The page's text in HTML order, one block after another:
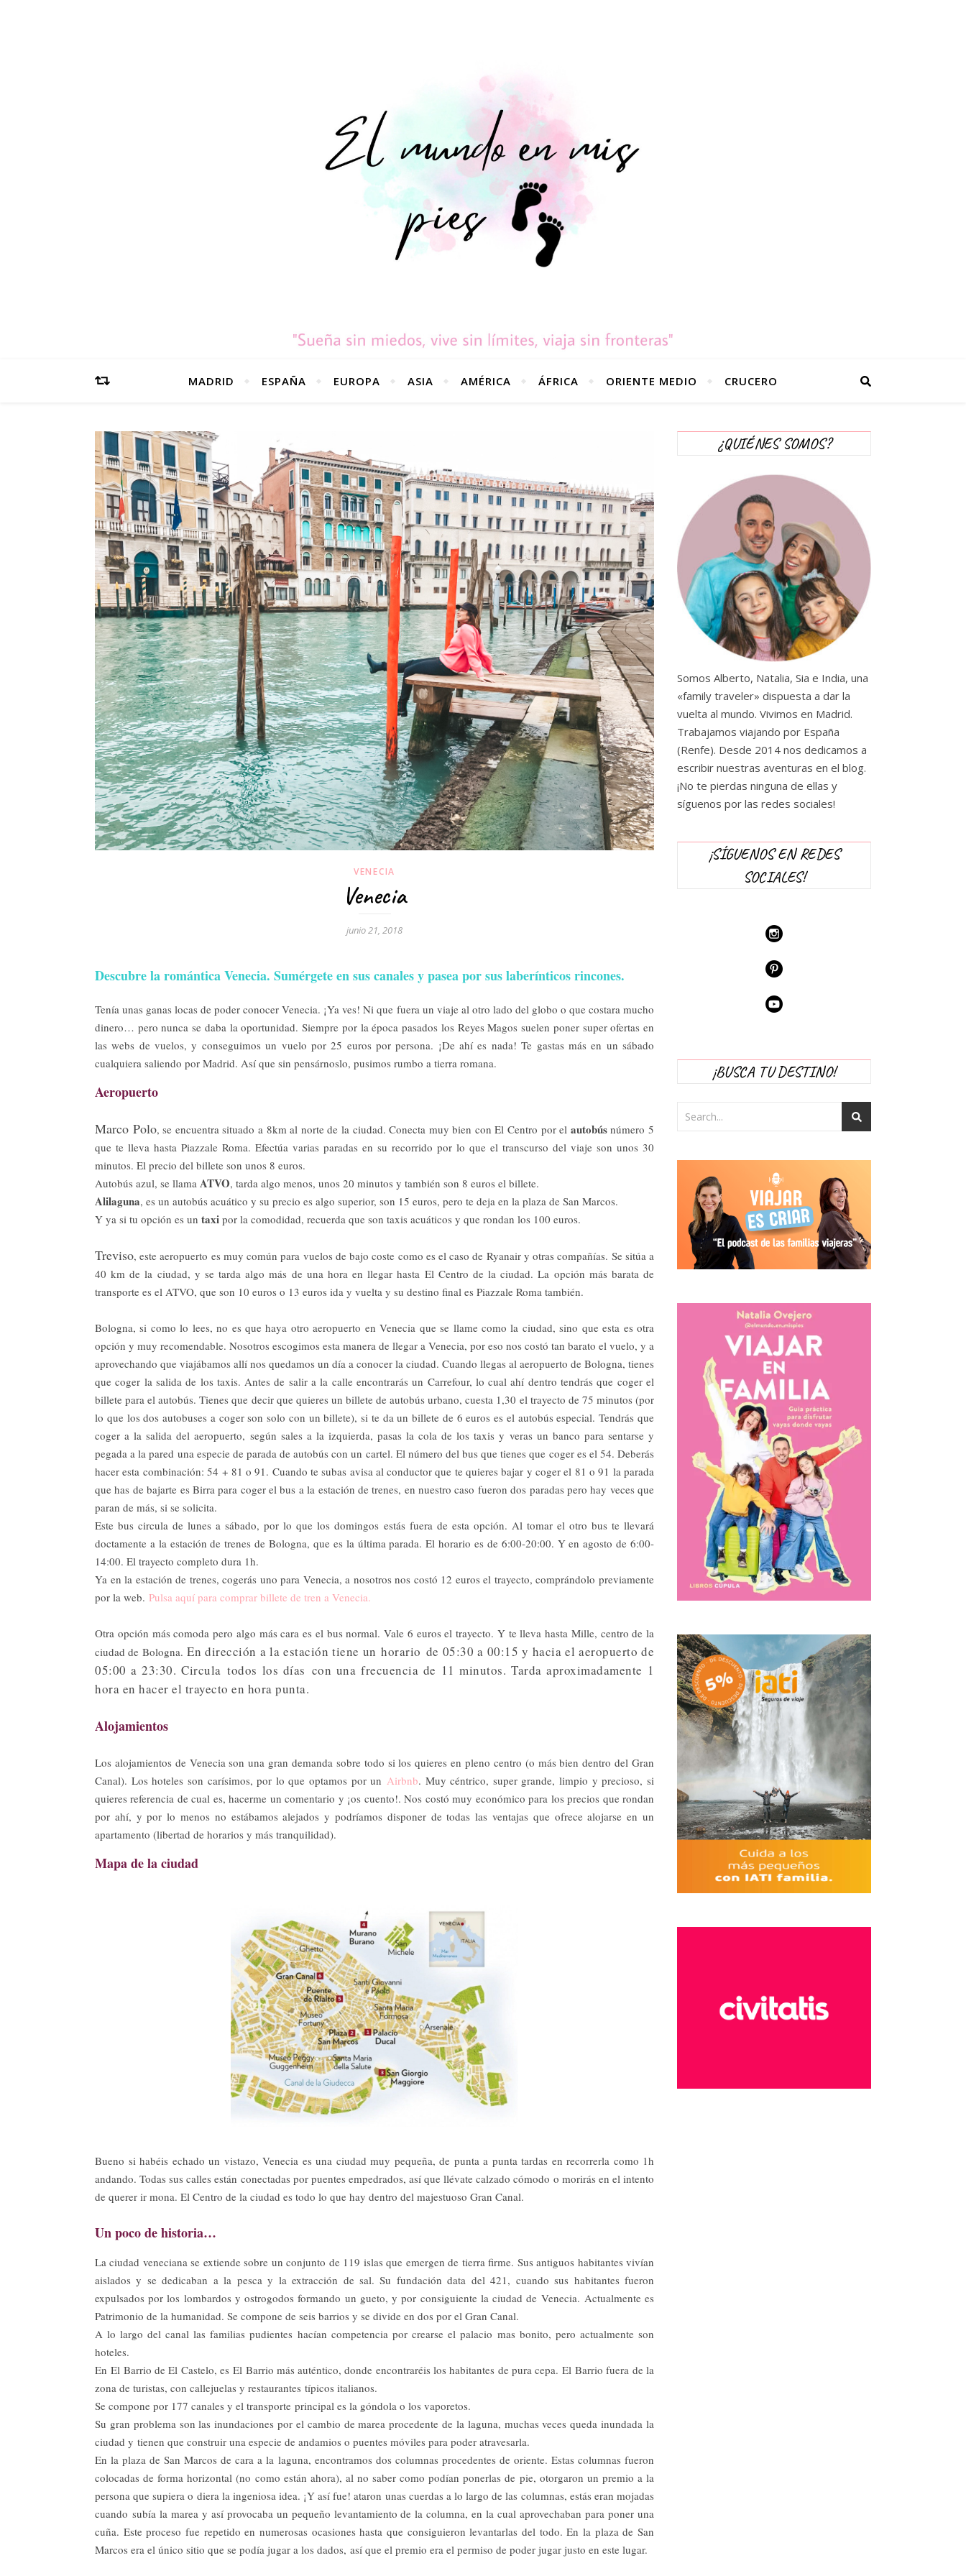
MADRID ESPAÑA EUROPA ASIA AMÉRICA ÁFRICA ORIENTE MEDIO CRUCERO
VENECIA
Venecia
junio 21, 2018
Descubre la romántica Venecia. Sumérgete en sus canales y pasea por sus laberínticos rincones.
Tenía unas ganas locas de poder conocer Venecia. ¡Ya ves! Ni que fuera un viaje al otro lado del globo o que costara mucho
dinero… pero nunca se daba la oportunidad. Siempre por la época pasados los Reyes Magos suelen poner super ofertas en
las webs de vuelos, y conseguimos un vuelo por 25 euros por persona. ¡De ahí es nada! Te gastas más en un sábado
cualquiera saliendo por Madrid. Así que sin pensárnoslo, pusimos rumbo a tierra romana.
Aeropuerto
Marco Polo, se encuentra situado a 8km al norte de la ciudad. Conecta muy bien con El Centro por el autobúsnúmero 5
que te lleva hasta Piazzale Roma. Efectúa varias paradas en su recorrido por lo que el transcurso del viaje son unos 30
minutos. El precio del billete son unos 8 euros.
Autobús azul, se llama ATVO, tarda algo menos, unos 20 minutos y también son 8 euros el billete.
Alilaguna, es un autobús acuático y su precio es algo superior, son 15 euros, pero te deja en la plaza de San Marcos.
Y ya si tu opción es un taxi por la comodidad, recuerda que son taxis acuáticos y que rondan los 100 euros.
Treviso, este aeropuerto es muy común para vuelos de bajo coste como es el caso de Ryanair y otras compañías. Se sitúa a
40 km de la ciudad, y se tarda algo más de una hora en llegar hasta El Centro de la ciudad. La opción más barata de
transporte es el ATVO, que son 10 euros o 13 euros ida y vuelta y su destino final es Piazzale Roma también.
Bologna, si como lo lees, no es que haya otro aeropuerto en Venecia que se llame como la ciudad, sino que esta es otra
opción y muy recomendable. Nosotros escogimos esta manera de llegar a Venecia, por eso nos costó tan barato el vuelo, y a
aprovechando que viajábamos allí nos quedamos un día a conocer la ciudad. Cuando llegas al aeropuerto de Bologna, tienes
que coger la salida de los taxis. Antes de salir a la calle encontrarás un Carrefour, lo cual ahí dentro tendrás que coger el
billete para el autobús. Tienes que decir que quieres un billete de autobús urbano, cuesta 1,30 el trayecto de 75 minutos (por
lo que los dos autobuses a coger son solo con un billete), si te da un billete de 6 euros es el autobús especial. Tendrás que
coger a la salida del aeropuerto, según sales a la izquierda, pasas la cola de los taxis y veras un banco para sentarse y
pegada a la pared una especie de parada de autobús con un cartel. El número del bus que tienes que coger es el 54. Deberás
hacer esta combinación: 54 + 81 o 91. Cuando te subas avisa al conductor que te quieres bajar y coger el 81 o 91 la parada
que has de bajarte es Birra para coger el bus a la estación de trenes, en nuestro caso fueron dos paradas pero hay veces que
paran de más, si se solicita.
Este bus circula de lunes a sábado, por lo que los domingos estás fuera de esta opción. Al tomar el otro bus te llevará
doctamente a la estación de trenes de Bologna, que es la última parada. El horario es de 6:00-20:00. Y en agosto de 6:00-
14:00. El trayecto completo dura 1h.
Ya en la estación de trenes, cogerás uno para Venecia, a nosotros nos costó 12 euros el trayecto, comprándolo previamente
por la web. Pulsa aquí para comprar billete de tren a Venecia.
Otra opción más comoda pero algo más cara es el bus normal. Vale 6 euros el trayecto. Y te lleva hasta Mille, centro de la
ciudad de Bologna.En dirección a la estación tiene unhorario de 05:30 a 00:15 y hacia el aeropuerto de
05:00 a 23:30. Circulatodos los días con una frecuencia de 11 minutos. Tarda aproximadamente 1
hora en hacer el trayecto en hora punta.
Alojamientos
Los alojamientos de Venecia son una gran demanda sobre todo si los quieres en pleno centro (o más bien dentro del Gran
Canal). Los hoteles son carísimos, por lo que optamos por un Airbnb. Muy céntrico, super grande, limpio y precioso, si
quieres referencia de cual es, hacerme un comentario y ¡os cuento!. Nos costó muy económico para los precios que rondan
por ahí, y por lo menos no estábamos alejados y podríamos disponer de todas las ventajas que ofrece alojarse en un
apartamento (libertad de horarios y más tranquilidad).
Mapa de la ciudad
Bueno si habéis echado un vistazo, Venecia es una ciudad muy pequeña, de punta a punta tardas en recorrerla como 1h
andando. Todas sus calles están conectadas por puentes empedrados, así que llévate calzado cómodo o morirás en el intento
de querer ir mona. El Centro de la ciudad es todo lo que hay dentro del majestuoso Gran Canal.
Un poco de historia…
La ciudad veneciana se extiende sobre un conjunto de 119 islas que emergen de tierra firme. Sus antiguos habitantes vivían
aislados y se dedicaban a la pesca y la extracción de sal. Su fundación data del 421, cuando sus habitantes fueron
expulsados por los lombardos y ostrogodos formando un gueto, y por consiguiente la ciudad de Venecia. Actualmente es
Patrimonio de la humanidad. Se compone de seis barrios y se divide en dos por el Gran Canal.
A lo largo del canal las familias pudientes hacían competencia por crearse el palacio mas bonito, pero actualmente son
hoteles.
En El Barrio de El Castelo, es El Barrio más auténtico, donde encontraréis los habitantes de pura cepa. El Barrio fuera de la
zona de turistas, con callejuelas y restaurantes típicos italianos.
Se compone por 177 canales y el transporte principal es la góndola o los vaporetos.
Su gran problema son las inundaciones por el cambio de marea procedente de la laguna, muchas veces queda inundada la
ciudad y tienen que construir una especie de andamios o puentes móviles para poder atravesarla.
En la plaza de San Marcos de cara a la laguna, encontramos dos columnas procedentes de oriente. Estas columnas fueron
colocadas de forma horizontal (no como están ahora), al no saber como podían ponerlas de pie, otorgaron un premio a la
persona que supiera o diera la ingeniosa idea. ¡Y así fue! ataron unas cuerdas a lo largo de las columnas, estás eran mojadas
cuando subía la marea y así provocaba un pequeño levantamiento de la columna, en la cual aprovechaban para poner una
cuña. Este proceso fue repetido en numerosas ocasiones hasta que consiguieron levantarlas del todo. En la plaza de San
Marcos era el único sitio que se podía jugar a los dados, así que el premio era el permiso de poder jugar justo en este lugar.
¿QUIÉNES SOMOS?
Somos Alberto, Natalia, Sia e India, una
«family traveler» dispuesta a dar la
vuelta al mundo. Vivimos en Madrid.
Trabajamos viajando por España
(Renfe). Desde 2014 nos dedicamos a
escribir nuestras aventuras en el blog.
¡No te pierdas ninguna de ellas y
síguenos por las redes sociales!
¡SÍGUENOS EN REDES
SOCIALES!
¡BUSCA TU DESTINO!